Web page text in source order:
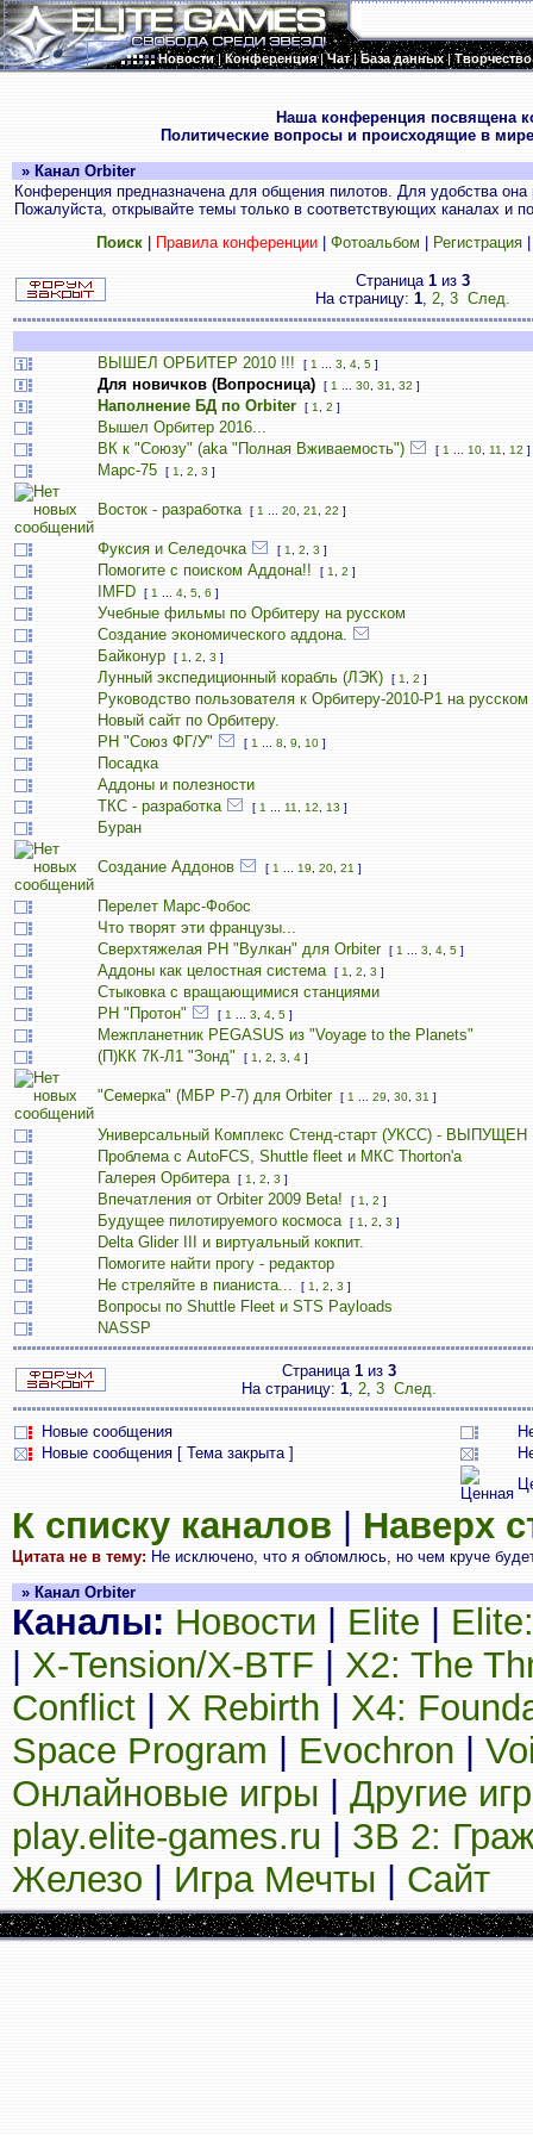
Новости|Конференция|Чат|База данных|Творчество
Наша конференция посвящена
Политические вопросы и происходящие в
» Канал Orbiter
Конференция предназначена для общения пилотов. Для удобства
Пожалуйста, открывайте темы только в соответствующих каналах и
Поиск| Правила конференции| Фотоальбом Регистрация
Страница 1 из 3
На страницу: 1, 2, 3 След.
ВЫШЕЛ ОРБИТЕР 2010 !!! [ 1 3 4 5 ]
Для новичков (Вопросница) [ 1 30 31 32 ]
Наполнение БД по Orbiter [ 1 2 ]
Вышел Орбитер 2016...
ВК к "Союзу" (aka "Полная Вживаемость")
[ 1 10 11 12 ]
Марс-75 [ 1 2 3 ]
Восток - разработка [ 1 20 21 22 ]
Фуксия и Селедочка [ 1 2 3 ]
Помогите с поиском Аддона!! [ 1 2 ]
IMFD [ 1 4 5 6 ]
Учебные фильмы по Орбитеру на русском
Создание экономического аддона.
Байконур
[ 1 2 3 ]
Лунный экспедиционный корабль (ЛЭК) [ 1 2 ]
Руководство пользователя к Орбитеру-2010-P1 на русском
Новый сайт по Орбитеру.
РН "Союз ФГ/У"
[ 1 8 9 10 ]
Посадка
Аддоны и полезности
ТКС - разработка
[ 1 11 12 13 ]
Буран
Создание Аддонов [ 1 19 20 21 ]
Перелет Марс-Фобос
Что творят эти французы...
Сверхтяжелая РН "Вулкан" для Orbiter
[ 1 3 4 5 ]
Аддоны как целостная система [ 1 2 3 ]
Стыковка с вращающимися станциями
РН "Протон"
[ 1 3 4 5 ]
Межпланетник PEGASUS из "Voyage to the Planets"
(П)КК 7К-Л1 "Зонд"
[ 1 2 3 4 ]
"Семерка" (МБР Р-7) для Orbiter [ 1 29 30 31 ]
Универсальный Комплекс Стенд-старт (УКСС) - ВЫПУЩЕН
Проблема с AutoFCS, Shuttle fleet и МКС Thorton'а
Галерея Орбитера
[ 1 2 3 ]
Впечатления от Orbiter 2009 Beta! [ 1 2 ]
Будущее пилотируемого космоса [ 1 2 3 ]
Delta Glider III и виртуальный кокпит.
Помогите найти прогу - редактор
Не стреляйте в пианиста...
[ 1 2 3 ]
Вопросы по Shuttle Fleet и STS Payloads
NASSP
Страница 1 из 3
На страницу: 1, 2, 3 След.
Новые сообщения
Новые сообщения [ Тема закрыта ]
К списку каналов Наверх
Цитата не в тему: Не исключено, что я обломлюсь, но чем круче
» Канал Orbiter
Каналы: Новости Elite
X-Tension/X-BTF
X2: The
Conflict
X Rebirth
X4:
Space Program
Evochron
Онлайновые игры
Другие
play.elite-games.ru
ЗВ 2:
Железо
Игра Мечты Сайт